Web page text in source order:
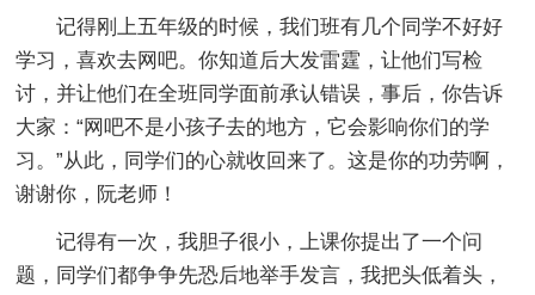
记得刚上五年级的时候，我们班有几个同学不好好
学习，喜欢去网吧。你知道后大发雷霆，让他们写检
讨，并让他们在全班同学面前承认错误，事后，你告诉
大家：“网吧不是小孩子去的地方，它会影响你们的学
习。”从此，同学们的心就收回来了。这是你的功劳啊，
谢谢你，阮老师！
记得有一次，我胆子很小，上课你提出了一个问
题，同学们都争争先恐后地举手发言，我把头低着头，